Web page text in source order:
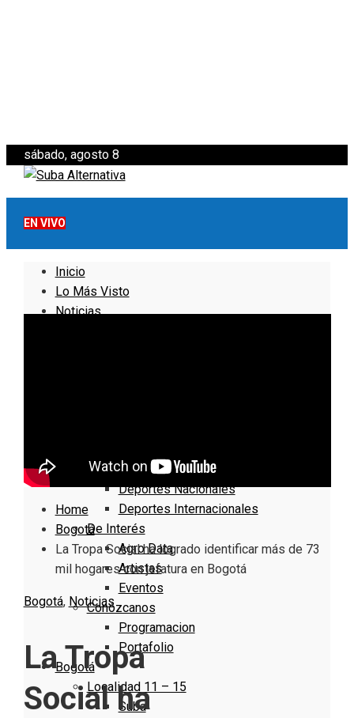
sábado, agosto 8
EN VIVO
Inicio
Lo Más Visto
Noticias
Deportes Locales
Deportes Nacionales
Deportes Internacionales
De Interés
Agro Data
Artistas
Eventos
Conózcanos
Programacion
Portafolio
Bogotá
Localidad 11 – 15
Suba
Home
Bogotá
La Tropa Social ha logrado identificar más de 73
mil hogares con jefatura en Bogotá
Bogotá, Noticias
La Tropa
Social ha